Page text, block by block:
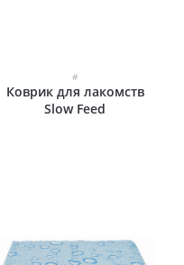
#
Коврик для лакомств
Slow Feed